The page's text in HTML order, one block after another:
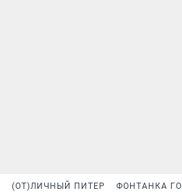
(ОТ)ЛИЧНЫЙ ПИТЕР ФОНТАНКА ГО